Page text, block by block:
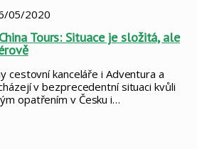
05/2020
Tours: Situace je složitá, ale
cestovní kanceláře i Adventura a
v bezprecedentní situaci kvůli
opatřením v Česku i…